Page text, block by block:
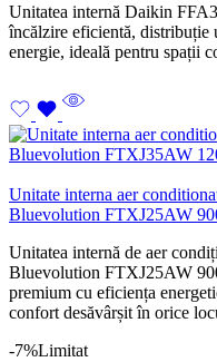
Unitatea internă Daikin
încălzire eficientă, distribuție
energie, ideală pentru spații
Unitate interna aer
Bluevolution FTXJ25AW
Unitatea internă de aer
Bluevolution FTXJ25AW
premium cu eficiența
confort desăvârșit în orice
-7%Limitat